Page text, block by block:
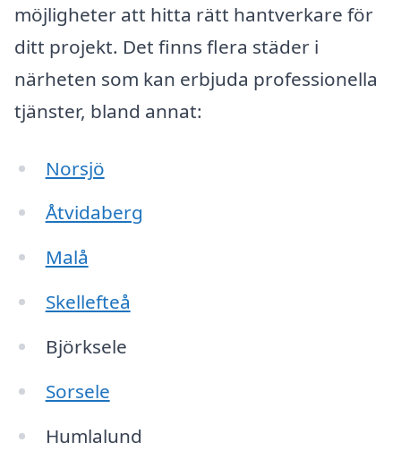
möjligheter att hitta rätt hantverkare för
ditt projekt. Det finns flera städer i
närheten som kan erbjuda professionella
tjänster, bland annat:
Norsjö
Åtvidaberg
Malå
Skellefteå
Björksele
Sorsele
Humlalund